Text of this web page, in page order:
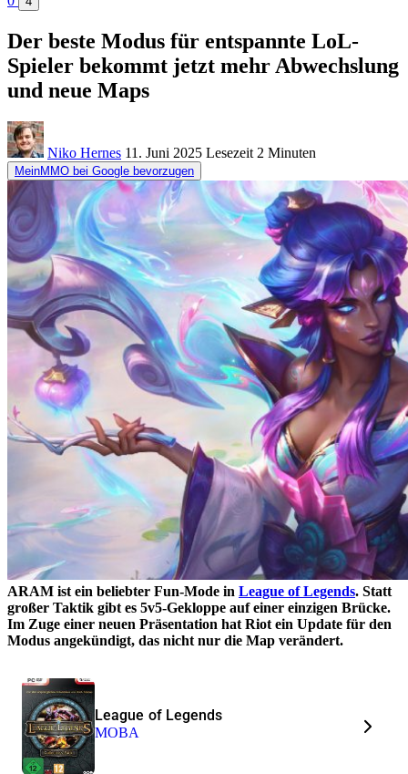
Der beste Modus für entspannte LoL-
Spieler bekommt jetzt mehr Abwechslung
und neue Maps
Niko Hernes 11. Juni 2025 Lesezeit 2 Minuten
MeinMMO bei Google bevorzugen
ARAM ist ein beliebter Fun-Mode in League of Legends. Statt
großer Taktik gibt es 5v5-Gekloppe auf einer einzigen Brücke.
Im Zuge einer neuen Präsentation hat Riot ein Update für den
Modus angekündigt, das nicht nur die Map verändert.
League of Legends
MOBA